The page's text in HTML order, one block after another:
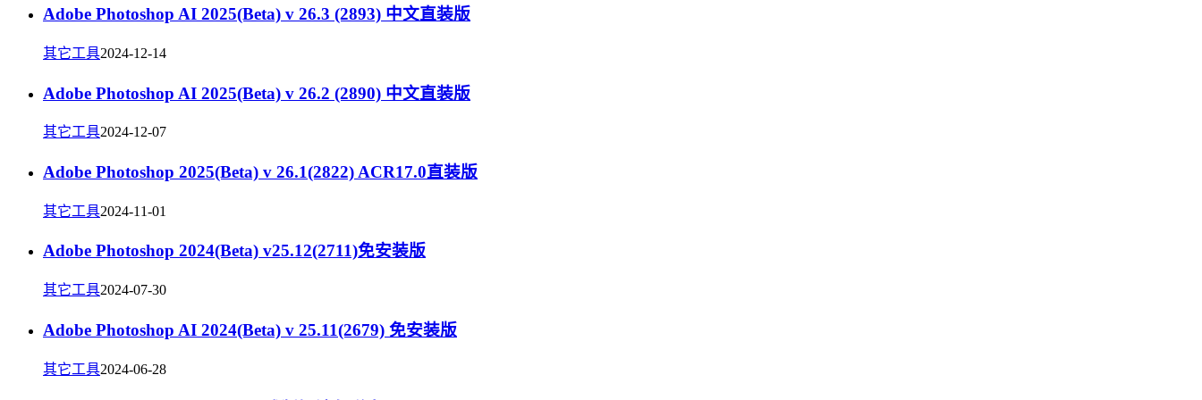
Adobe Photoshop AI 2025(Beta) v 26.3 (2893) 中文直装版
其它工具2024-12-14
Adobe Photoshop AI 2025(Beta) v 26.2 (2890) 中文直装版
其它工具2024-12-07
Adobe Photoshop 2025(Beta) v 26.1(2822) ACR17.0直装版
其它工具2024-11-01
Adobe Photoshop 2024(Beta) v25.12(2711)免安装版
其它工具2024-07-30
Adobe Photoshop AI 2024(Beta) v 25.11(2679) 免安装版
其它工具2024-06-28